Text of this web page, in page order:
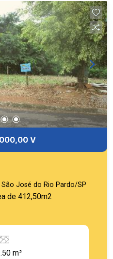
V
José do Rio Pardo/SP
de 412,50m2
m²